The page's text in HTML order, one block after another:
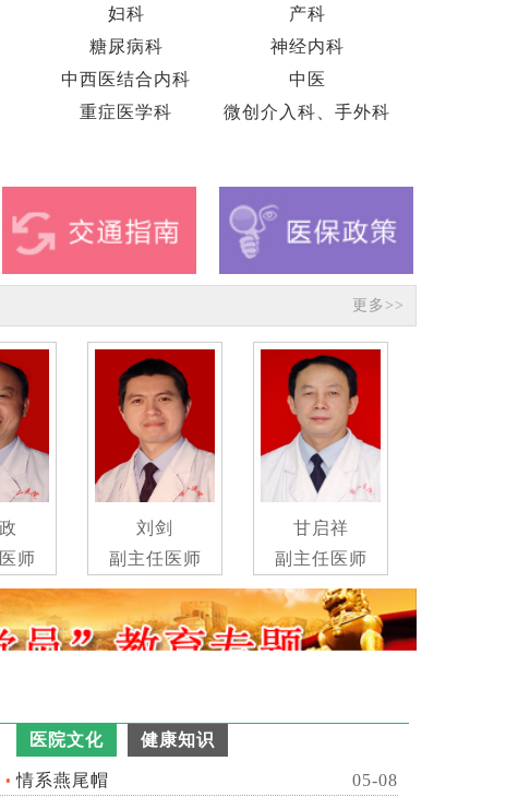
妇科
产科
糖尿病科
神经内科
中西医结合内科
中医
重症医学科 微创介入科、手外科
更多>>
副主任医师
甘启祥
副主任医师
医院文化 健康知识
情系燕尾帽
05-08